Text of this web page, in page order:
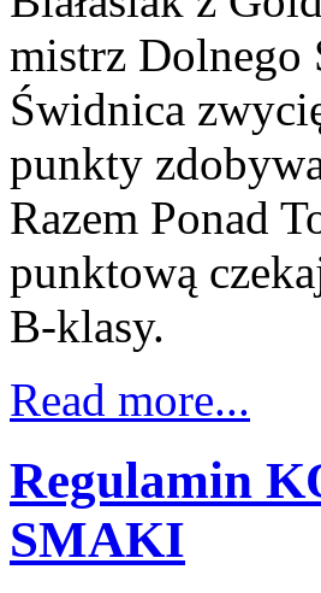
mistrz Dolnego
Świdnica
punkty
Razem Ponad
punktową
B-klasy.
Read more...
Regulamin
SMAKI